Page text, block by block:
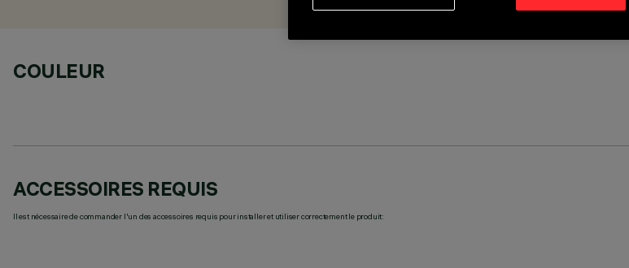
COULEUR
ACCESSOIRES REQUIS
Il est nécessaire de commander l'un des accessoires requis pour installer et utiliser correctement le produit: